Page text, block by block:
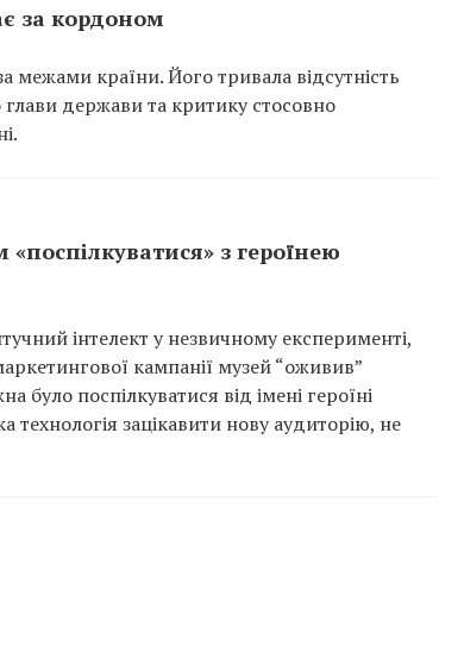
за кордоном
межами країни. Його тривала відсутність
держави та критику стосовно
з героїнею
інтелект у незвичному експерименті,
кампанії музей “оживив”
було поспілкуватися від імені героїні
технологія зацікавити нову аудиторію, не